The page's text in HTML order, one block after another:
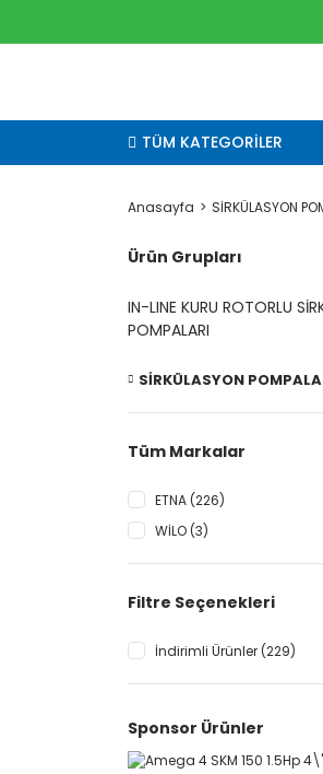
TÜM KATEGORİLER
Anasayfa SİRKÜLASYON
Ürün Grupları
IN-LINE KURU ROTORLU
POMPALARI
SİRKÜLASYON
Tüm Markalar
ETNA (226)
WİLO (3)
Filtre Seçenekleri
İndirimli Ürünler (229)
Sponsor Ürünler